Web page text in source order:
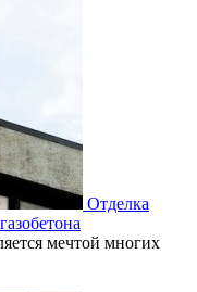
Отделка
мечтой многих